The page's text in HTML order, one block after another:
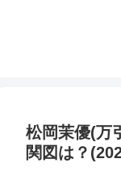
松岡茉優(万
関図は？